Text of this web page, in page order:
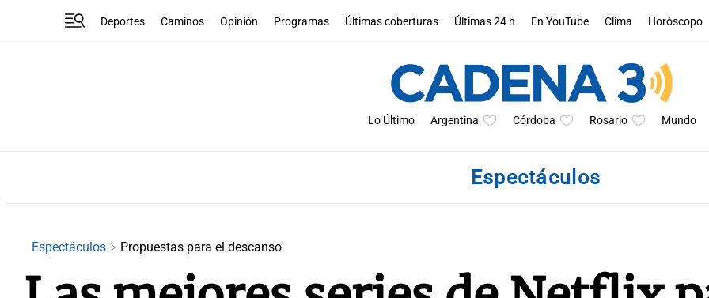
Deportes Caminos Opinión Programas Últimas coberturas Últimas 24 h En YouTube Clima Horóscopo
Lo Último Argentina Córdoba Rosario Mundo
Espectáculos
Espectáculos Propuestas para el descanso